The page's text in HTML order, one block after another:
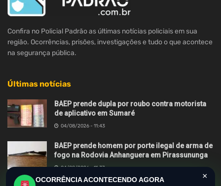
Confira no Policial Padrão as últimas notícias policiais em sua
região. Ocorrências, prisões, investigações e tudo o que acontece
na segurança pública.
Últimas notícias
BAEP prende dupla por roubo contra motorista
de aplicativo em Sumaré
04/08/2026 - 11:43
BAEP prende homem por porte ilegal de arma de
fogo na Rodovia Anhanguera em Pirassununga
04/08/2026 - 11:37
×
OCORRÊNCIA ACONTECENDO AGORA